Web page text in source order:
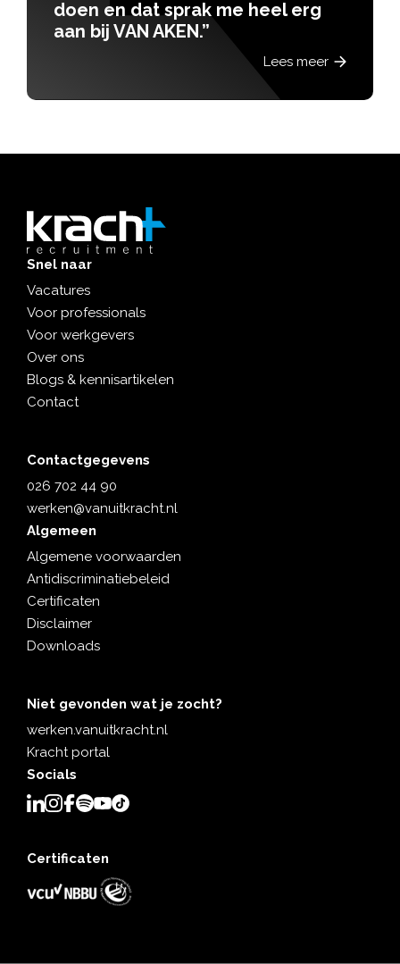
doen en dat sprak me heel erg
aan bij VAN AKEN.”
Lees meer
Snel naar
Vacatures
Voor professionals
Voor werkgevers
Over ons
Blogs & kennisartikelen
Contact
Contactgegevens
026 702 44 90
werken@vanuitkracht.nl
Algemeen
Algemene voorwaarden
Antidiscriminatiebeleid
Certificaten
Disclaimer
Downloads
Niet gevonden wat je zocht?
werken.vanuitkracht.nl
Kracht portal
Socials
Certificaten